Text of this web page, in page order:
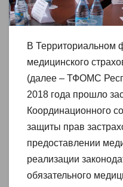
В Территориальном
медицинского
(далее – ТФОМС
2018 года прошло
Координационного
защиты прав
предоставлении
реализации
обязательного